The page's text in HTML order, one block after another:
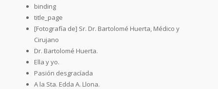
binding
title_page
[Fotografía de] Sr. Dr. Bartolomé Huerta, Médico y
Cirujano
Dr. Bartolomé Huerta.
Ella y yo.
Pasión desgracíada
A la Sta. Edda A. Llona.